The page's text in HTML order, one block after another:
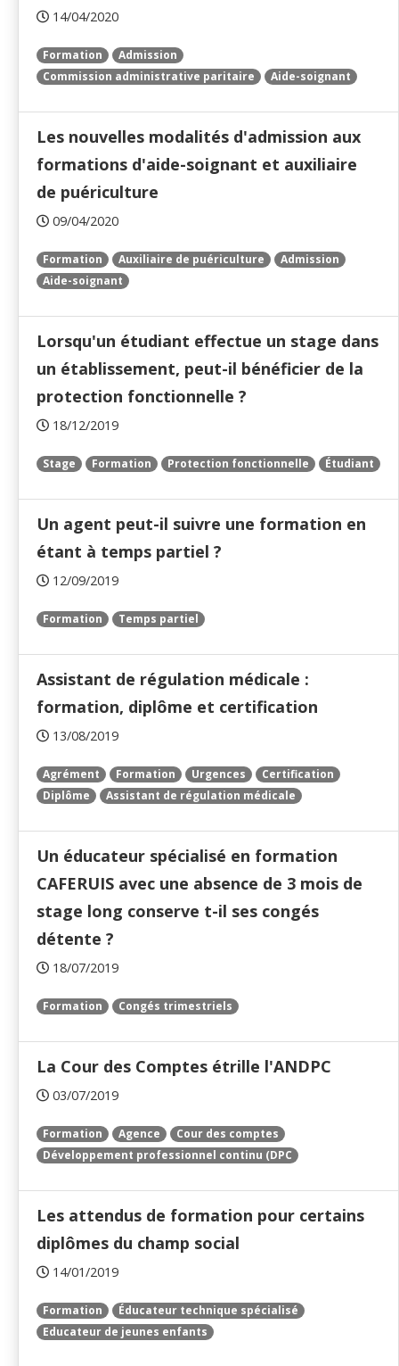
14/04/2020
Formation
Admission
Commission administrative paritaire
Aide-soignant
Les nouvelles modalités d'admission aux
formations d'aide-soignant et auxiliaire
de puériculture
09/04/2020
Formation Auxiliaire de puériculture
Admission
Aide-soignant
Lorsqu'un étudiant effectue un stage dans
un établissement, peut-il bénéficier de la
protection fonctionnelle ?
18/12/2019
Stage Formation Protection fonctionnelle Étudiant
Un agent peut-il suivre une formation en
étant à temps partiel ?
12/09/2019
Formation Temps partiel
Assistant de régulation médicale :
formation, diplôme et certification
13/08/2019
Agrément Formation Urgences
Certification
Diplôme
Assistant de régulation médicale
Un éducateur spécialisé en formation
CAFERUIS avec une absence de 3 mois de
stage long conserve t-il ses congés
détente ?
18/07/2019
Formation Congés trimestriels
La Cour des Comptes étrille l'ANDPC
03/07/2019
Formation Agence
Cour des comptes
Développement professionnel continu (DPC
Les attendus de formation pour certains
diplômes du champ social
14/01/2019
Formation
Éducateur technique spécialisé
Educateur de jeunes enfants